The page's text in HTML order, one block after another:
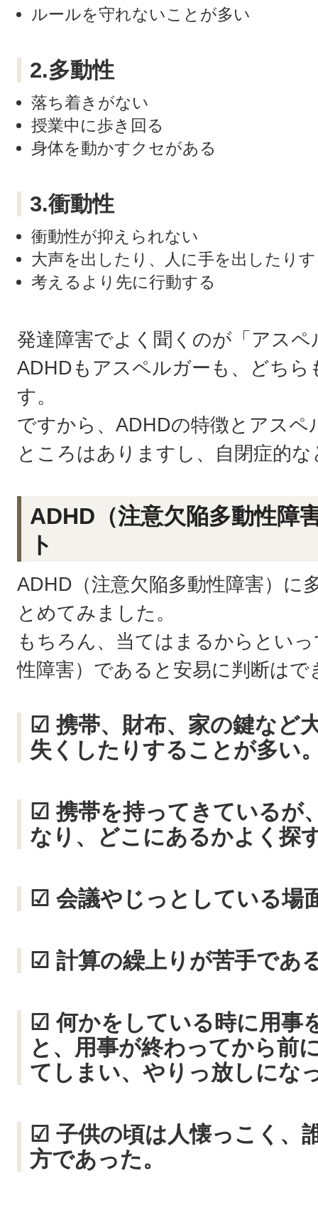
ルールを守れないことが多い
2.多動性
落ち着きがない
授業中に歩き回る
身体を動かすクセがある
3.衝動性
衝動性が抑えられない
大声を出したり、人に手を出したり
考えるより先に行動する
発達障害でよく聞くのが「アス
ADHDもアスペルガーも、どちら
す。
ですから、ADHDの特徴とアスペ
ところはありますし、自閉症的
ADHD（注意欠陥多動性障
ト
ADHD（注意欠陥多動性障害）に
とめてみました。
もちろん、当てはまるからとい
性障害）であると安易に判断はで
☑ 携帯、財布、家の鍵など
失くしたりすることが多い
☑ 携帯を持ってきているが
なり、どこにあるかよく探
☑ 会議やじっとしている場
☑ 計算の繰上りが苦手であ
☑ 何かをしている時に用事
と、用事が終わってから前
てしまい、やりっ放しにな
☑ 子供の頃は人懐っこく、
方であった。